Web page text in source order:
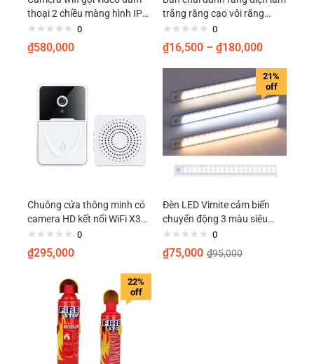
thoại 2 chiều màng hình IPS
2.8 inch xoay 360° cảnh báo
chống trộm theo dõi chuyển
động
0
₫580,000
trắng răng cạo vôi răng
bằng sóng siêu âm sạc USB
chống nước cho trẻ em
người lớn ELECTRIC TEETH
CLEANER
0
₫16,500 – ₫180,000
Chuông cửa thông minh có
camera HD kết nối WiFi X3
hỗ trợ tầm nhình ban đêm
đổi giọng nói
0
₫295,000
21%
off
Đèn LED Vimite cảm biến
chuyển động 3 màu siêu
mỏng sạc USB 20cm tiện
dụng
0
₫75,000 ₫95,000
22%
off